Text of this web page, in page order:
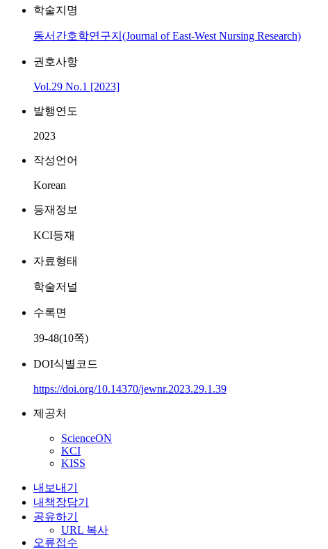
학술지명
동서간호학연구지(Journal of East-West Nursing Research)
권호사항
Vol.29 No.1 [2023]
발행연도
2023
작성언어
Korean
등재정보
KCI등재
자료형태
학술저널
수록면
39-48(10쪽)
DOI식별코드
https://doi.org/10.14370/jewnr.2023.29.1.39
제공처
ScienceON
KCI
KISS
내보내기
내책장담기
공유하기
URL 복사
오류접수